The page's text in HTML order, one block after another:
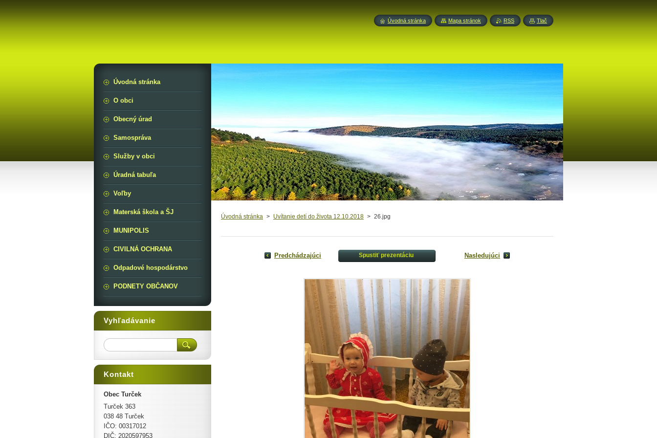
Úvodná stránka > Uvítanie detí do života 12.10.2018 > 26.jpg
Predchádzajúci Spustiť prezentáciu Nasledujúci
Úvodná stránka
O obci
Obecný úrad
Samospráva
Služby v obci
Úradná tabuľa
Voľby
Materská škola a ŠJ
MUNIPOLIS
CIVILNÁ OCHRANA
Odpadové hospodárstvo
PODNETY OBČANOV
Vyhľadávanie
Kontakt
Obec Turček
Turček 363
038 48 Turček
IČO: 00317012
DIČ: 2020597953
Úvodná stránka Mapa stránok RSS Tlač